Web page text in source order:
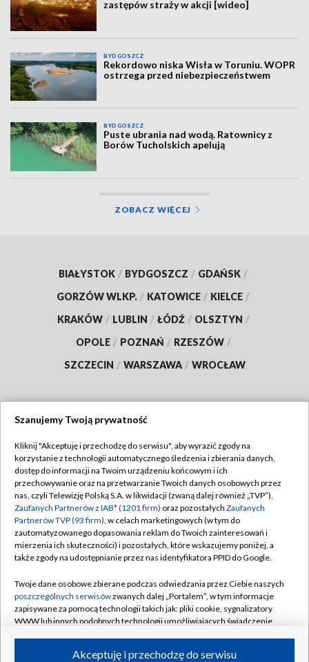
zastępów straży w akcji [wideo]
BYDGOSZCZ
Rekordowo niska Wisła w Toruniu. WOPR
ostrzega przed niebezpieczeństwem
BYDGOSZCZ
Puste ubrania nad wodą. Ratownicy z
Borów Tucholskich apelują
ZOBACZ WIĘCEJ
BIAŁYSTOK / BYDGOSZCZ / GDAŃSK /
GORZÓW WLKP. / KATOWICE / KIELCE /
KRAKÓW / LUBLIN / ŁÓDŹ / OLSZTYN /
OPOLE / POZNAŃ / RZESZÓW /
SZCZECIN / WARSZAWA / WROCŁAW
TVP
Abonament TVP
Emisja w TVP
Centrum informacji TVP
Naziemna Telewizja Cyfrowa
Rada Programowa
System NOS
Informacje o nadawcy
Regulamin TVP
Polityka prywatności
Moje zgody
Pomoc
Kontakt
Kanały
Szanujemy Twoją prywatność
Kliknij "Akceptuję i przechodzę do serwisu", aby wyrazić zgody na
korzystanie z technologii automatycznego śledzenia i zbierania danych,
dostęp do informacji na Twoim urządzeniu końcowym i ich
przechowywanie oraz na przetwarzanie Twoich danych osobowych przez
nas, czyli Telewizję Polską S.A. w likwidacji (zwaną dalej również „TVP”),
Zaufanych Partnerów z IAB* (1201 firm) oraz pozostałych Zaufanych
Partnerów TVP (93 firm), w celach marketingowych (w tym do
zautomatyzowanego dopasowania reklam do Twoich zainteresowań i
mierzenia ich skuteczności) i pozostałych, które wskazujemy poniżej, a
także zgody na udostępnianie przez nas identyfikatora PPID do Google.
Twoje dane osobowe zbierane podczas odwiedzania przez Ciebie naszych
poszczególnych serwisówzwanych dalej „Portalem”, w tym informacje
zapisywane za pomocą technologii takich jak: pliki cookie, sygnalizatory
WWW lub innych podobnych technologii umożliwiających świadczenie
ruchu w Internecie.Akceptuję i przechodzę do serwisu